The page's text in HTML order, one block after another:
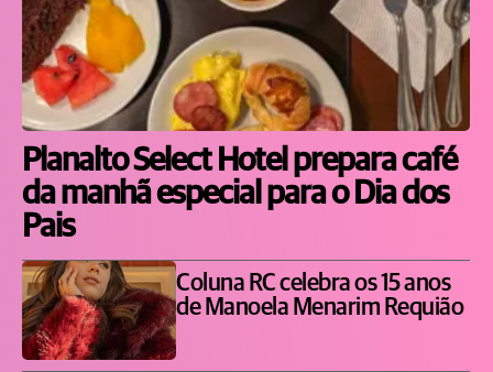
Planalto Select Hotel prepara café
da manhã especial para o Dia dos
Pais
Coluna RC celebra os 15 anos
de Manoela Menarim Requião